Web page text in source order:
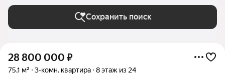
Сохранить поиск
28 800 000 ₽
75,1 м² 3-комн. квартира 8 этаж из 24